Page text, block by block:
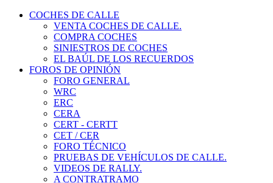
COCHES DE CALLE
VENTA COCHES DE CALLE.
COMPRA COCHES
SINIESTROS DE COCHES
EL BAÚL DE LOS RECUERDOS
FOROS DE OPINIÓN
FORO GENERAL
WRC
ERC
CERA
CERT - CERTT
CET / CER
FORO TÉCNICO
PRUEBAS DE VEHÍCULOS DE CALLE.
VIDEOS DE RALLY.
A CONTRATRAMO